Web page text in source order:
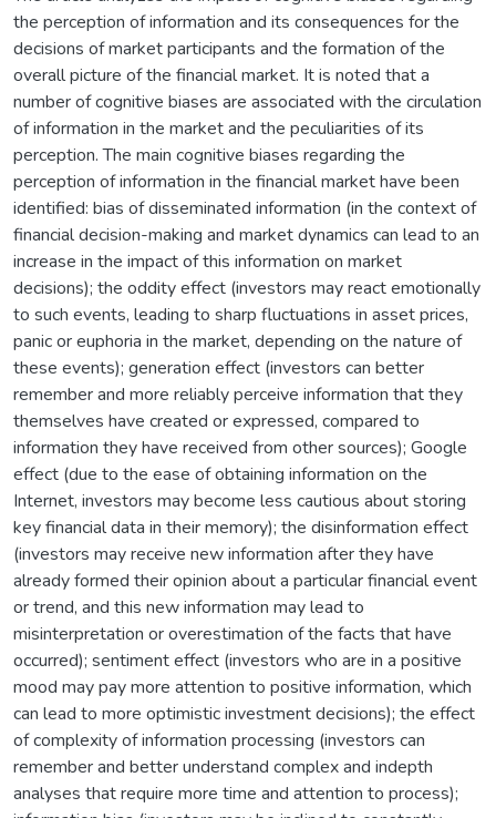
the perception of information and its consequences for the
decisions of market participants and the formation of the
overall picture of the financial market. It is noted that a
number of cognitive biases are associated with the circulation
of information in the market and the peculiarities of its
perception. The main cognitive biases regarding the
perception of information in the financial market have been
identified: bias of disseminated information (in the context of
financial decision-making and market dynamics can lead to an
increase in the impact of this information on market
decisions); the oddity effect (investors may react emotionally
to such events, leading to sharp fluctuations in asset prices,
panic or euphoria in the market, depending on the nature of
these events); generation effect (investors can better
remember and more reliably perceive information that they
themselves have created or expressed, compared to
information they have received from other sources); Google
effect (due to the ease of obtaining information on the
Internet, investors may become less cautious about storing
key financial data in their memory); the disinformation effect
(investors may receive new information after they have
already formed their opinion about a particular financial event
or trend, and this new information may lead to
misinterpretation or overestimation of the facts that have
occurred); sentiment effect (investors who are in a positive
mood may pay more attention to positive information, which
can lead to more optimistic investment decisions); the effect
of complexity of information processing (investors can
remember and better understand complex and indepth
analyses that require more time and attention to process);